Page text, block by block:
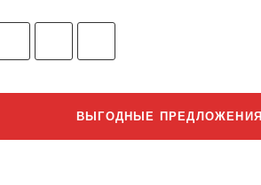
ВЫГОДНЫЕ ПРЕДЛОЖЕНИЯ